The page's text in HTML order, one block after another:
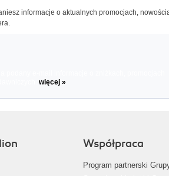
informacje o aktualnych promocjach,
więcej »
Współpraca
Program partnerski